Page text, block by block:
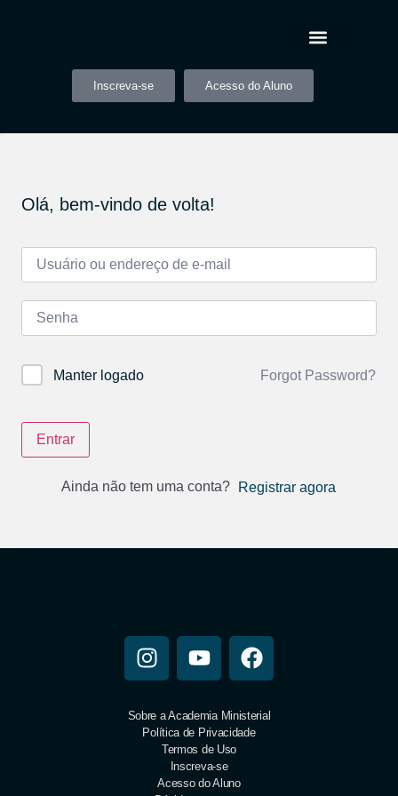
Inscreva-se Acesso do Aluno
Olá, bem-vindo de volta!
Manter logado Forgot Password?
Entrar
Ainda não tem uma conta? Registrar agora
Sobre a Academia Ministerial
Política de Privacidade
Termos de Uso
Inscreva-se
Acesso do Aluno